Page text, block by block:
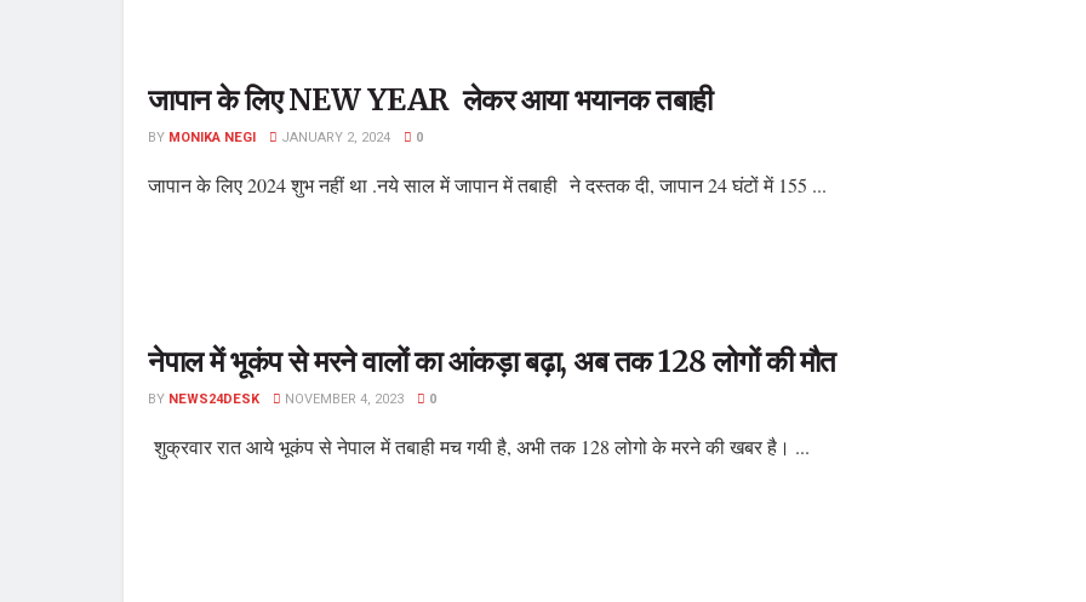
जापान के लिए NEW YEAR लेकर आया भयानक तबाही
BY MONIKA NEGI JANUARY 2, 2024 0
जापान के लिए 2024 शुभ नहीं था .नये साल में जापान में तबाही ने दस्तक दी, जापान 24 घंटों में 155 ...
नेपाल में भूकंप से मरने वालों का आंकड़ा बढ़ा, अब तक 128 लोगों की मौत
BY NEWS24DESK NOVEMBER 4, 2023 0
शुक्रवार रात आये भूकंप से नेपाल में तबाही मच गयी है, अभी तक 128 लोगो के मरने की खबर है। ...